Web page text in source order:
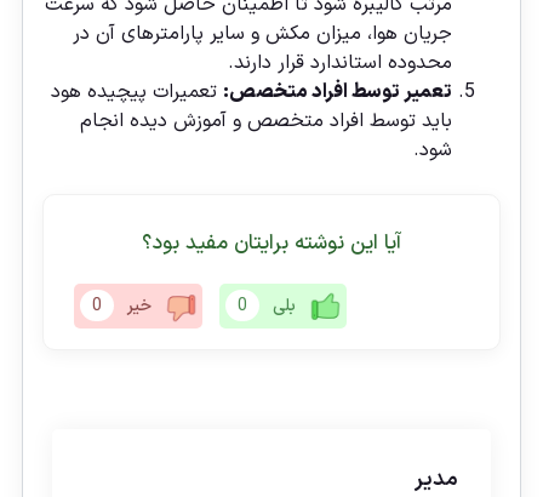
جریان هوا، میزان مکش و سایر پارامترهای آن در
محدوده استاندارد قرار دارند.
تعمیر توسط افراد متخصص: تعمیرات پیچیده هود
باید توسط افراد متخصص و آموزش دیده انجام
شود.
آیا این نوشته برایتان مفید بود؟
بلی 0 خیر 0
مدیر